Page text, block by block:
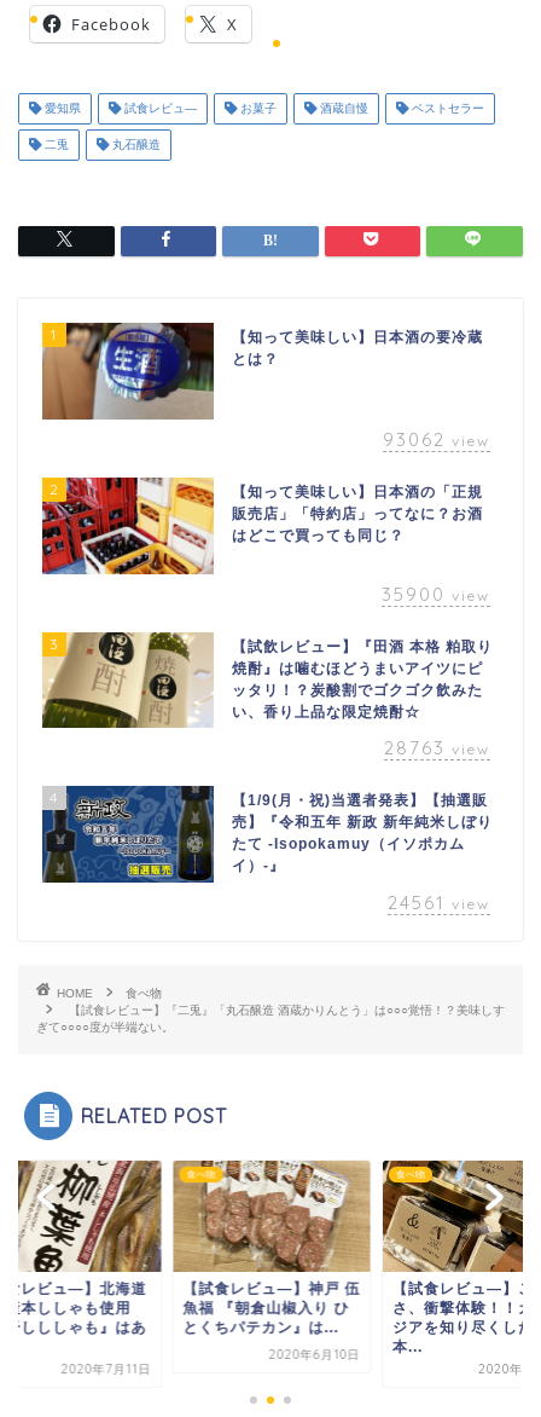
Facebook X
愛知県 試食レビュ― お菓子 酒蔵自慢 ベストセラー
二兎 丸石醸造
1
【知って美味しい】日本酒の要冷蔵
とは？
93062 view
2
【知って美味しい】日本酒の「正規
販売店」「特約店」ってなに？お酒
はどこで買っても同じ？
35900 view
3
【試飲レビュー】『田酒 本格 粕取り
焼酎』は噛むほどうまいアイツにピ
ッタリ！？炭酸割でゴクゴク飲みた
い、香り上品な限定焼酎☆
28763 view
4
【1/9(月・祝)当選者発表】【抽選販
売】『令和五年 新政 新年純米しぼり
たて -Isopokamuy（イソポカム
イ）-』
24561 view
HOME
食べ物
【試食レビュー】『二兎』「丸石醸造 酒蔵かりんとう」は○○○覚悟！？美味しす
ぎて○○○○度が半端ない。
RELATED POST
食レビュ―】北海道
産本ししゃも使用
干しししゃも』はあ
2020年7月11日
食べ物
【試食レビュ―】神戸 伍
魚福 『朝倉山椒入り ひ
とくちパテカン』は...
2020年6月10日
食べ物
【試食レビュ―】こ
さ、衝撃体験！！カ
ジアを知り尽くした
本...
2020年7